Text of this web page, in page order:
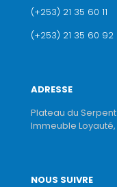
(+253) 21 35 60 11
(+253) 21 35 60 92
ADRESSE
Plateau du
Immeuble
NOUS SUIVRE